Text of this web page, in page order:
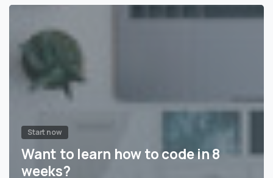
Start now
Want to learn how to code in 8
weeks?